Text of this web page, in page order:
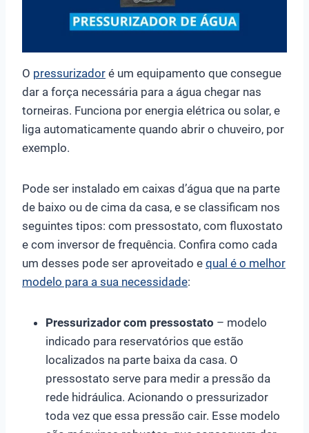
O pressurizador é um equipamento que consegue
dar a força necessária para a água chegar nas
torneiras. Funciona por energia elétrica ou solar, e
liga automaticamente quando abrir o chuveiro, por
exemplo.
Pode ser instalado em caixas d’água que na parte
de baixo ou de cima da casa, e se classificam nos
seguintes tipos: com pressostato, com fluxostato
e com inversor de frequência. Confira como cada
um desses pode ser aproveitado e qual é o melhor
modelo para a sua necessidade:
Pressurizador com pressostato – modelo
indicado para reservatórios que estão
localizados na parte baixa da casa. O
pressostato serve para medir a pressão da
rede hidráulica. Acionando o pressurizador
toda vez que essa pressão cair. Esse modelo